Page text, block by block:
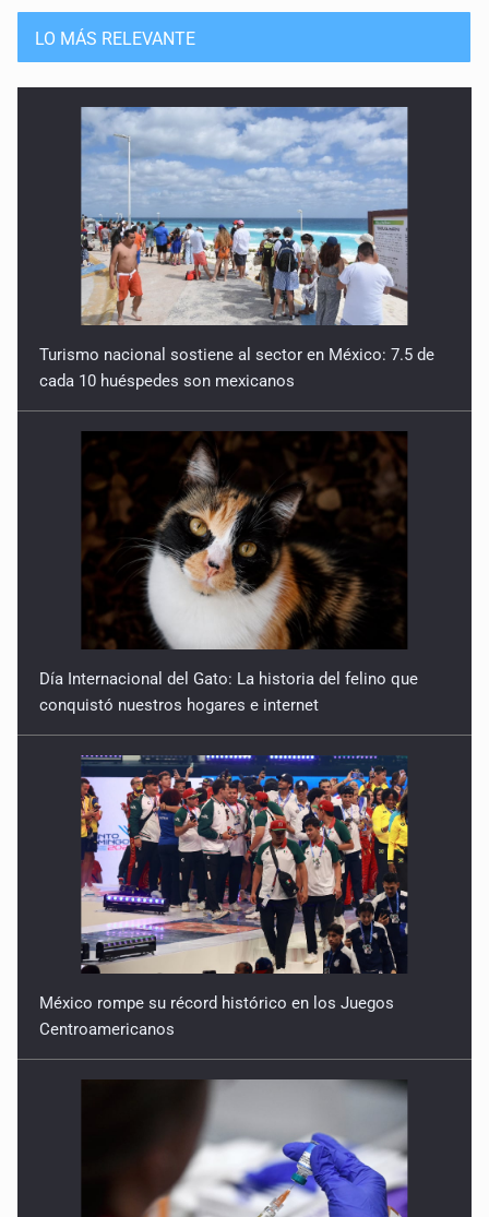
LO MÁS RELEVANTE
Turismo nacional sostiene al sector en México: 7.5 de
cada 10 huéspedes son mexicanos
Día Internacional del Gato: La historia del felino que
conquistó nuestros hogares e internet
México rompe su récord histórico en los Juegos
Centroamericanos